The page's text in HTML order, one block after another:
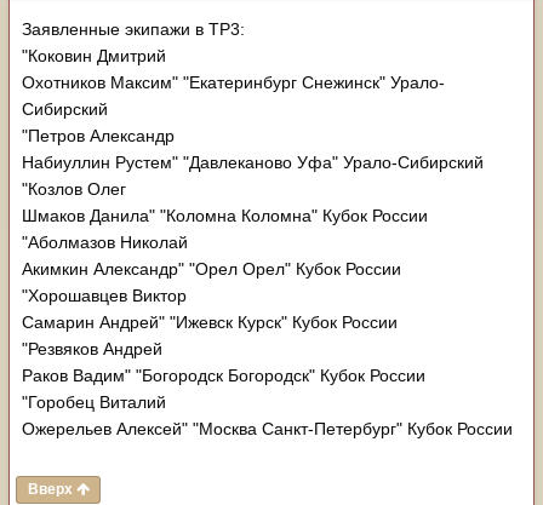
Заявленные экипажи в ТР3:
"Коковин Дмитрий
Охотников Максим" "Екатеринбург Снежинск" Урало-
Сибирский
"Петров Александр
Набиуллин Рустем" "Давлеканово Уфа" Урало-Сибирский
"Козлов Олег
Шмаков Данила" "Коломна Коломна" Кубок России
"Аболмазов Николай
Акимкин Александр" "Орел Орел" Кубок России
"Хорошавцев Виктор
Самарин Андрей" "Ижевск Курск" Кубок России
"Резвяков Андрей
Раков Вадим" "Богородск Богородск" Кубок России
"Горобец Виталий
Ожерельев Алексей" "Москва Санкт-Петербург" Кубок России
Вверх